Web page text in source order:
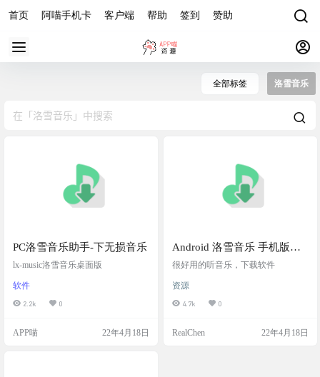
首页 阿喵手机卡 客户端 帮助 签到 赞助
全部标签 洛雪音乐
PC洛雪音乐助手-下无损音乐
lx-music洛雪音乐桌面版
软件
2.2k 0
APP喵 22年4月18日
Android 洛雪音乐 手机版
v1.8.4，免费听歌神器
很好用的听音乐，下载软件
资源
4.7k 0
RealChen 22年4月18日